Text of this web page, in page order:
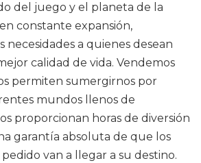
del juego y el planeta de la
constante expansión,
necesidades a quienes desean
calidad de vida. Vendemos
permiten sumergirnos por
mundos llenos de
proporcionan horas de diversión
garantía absoluta de que los
van a llegar a su destino.